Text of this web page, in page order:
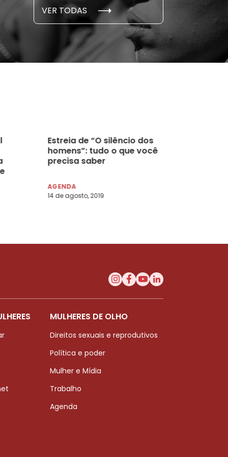
VER TODAS
E PESQUISAS
novembro, 2021
Estreia de “O silêncio dos
homens”: tudo o que você
precisa saber
AGENDA
14 de agosto, 2019
MULHERES DE OLHO
Direitos sexuais e reprodutivos
Política e poder
Mulher e Mídia
Trabalho
Agenda